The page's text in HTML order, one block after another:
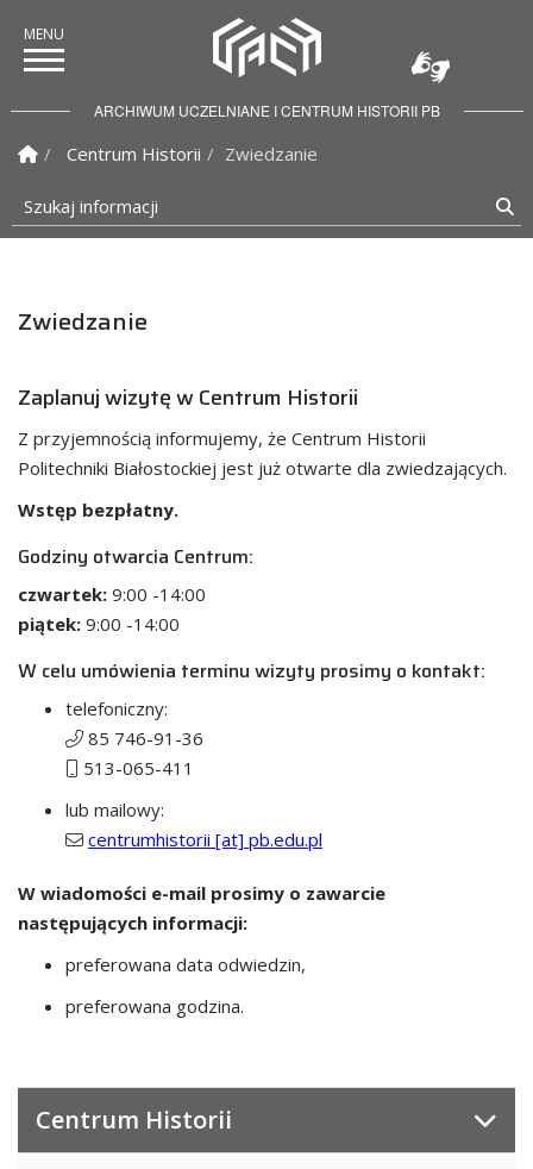
ARCHIWUM UCZELNIANE I CENTRUM HISTORII PB
Strona Główna
Centrum Historii
Zwiedzanie
Szukaj informacji
Zwiedzanie
Zaplanuj wizytę w Centrum Historii
Z przyjemnością informujemy, że Centrum Historii
Politechniki Białostockiej jest już otwarte dla zwiedzających.
Wstęp bezpłatny.
Godziny otwarcia Centrum:
czwartek: 9:00 -14:00
piątek: 9:00 -14:00
W celu umówienia terminu wizyty prosimy o kontakt:
telefoniczny:
85 746-91-36
513-065-411
lub mailowy:
centrumhistorii [at] pb.edu.pl
W wiadomości e-mail prosimy o zawarcie
następujących informacji:
preferowana data odwiedzin,
preferowana godzina.
Centrum Historii